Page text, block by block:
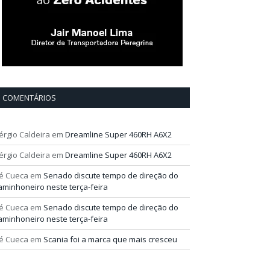
COMENTÁRIOS
Caldeira em Dreamline Super 460RH A6X2
Caldeira em Dreamline Super 460RH A6X2
Cueca em Senado discute tempo de direção do
neste terça-feira
Cueca em Senado discute tempo de direção do
neste terça-feira
Cueca em Scania foi a marca que mais cresceu